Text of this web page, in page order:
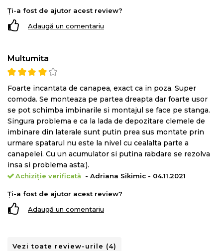
Ți-a fost de ajutor acest review?
Adaugă un comentariu
Multumita
Foarte incantata de canapea, exact ca in poza. Super
comoda. Se monteaza pe partea dreapta dar foarte usor
se pot schimba imbinarile si montajul se face pe stanga.
Singura problema e ca la lada de depozitare clemele de
imbinare din laterale sunt putin prea sus montate prin
urmare spatarul nu este la nivel cu cealalta parte a
canapelei. Cu un acumulator si putina rabdare se rezolva
insa si problema asta:).
Achiziție verificată - Adriana Sikimic - 04.11.2021
Ți-a fost de ajutor acest review?
Adaugă un comentariu
Vezi toate review-urile (4)